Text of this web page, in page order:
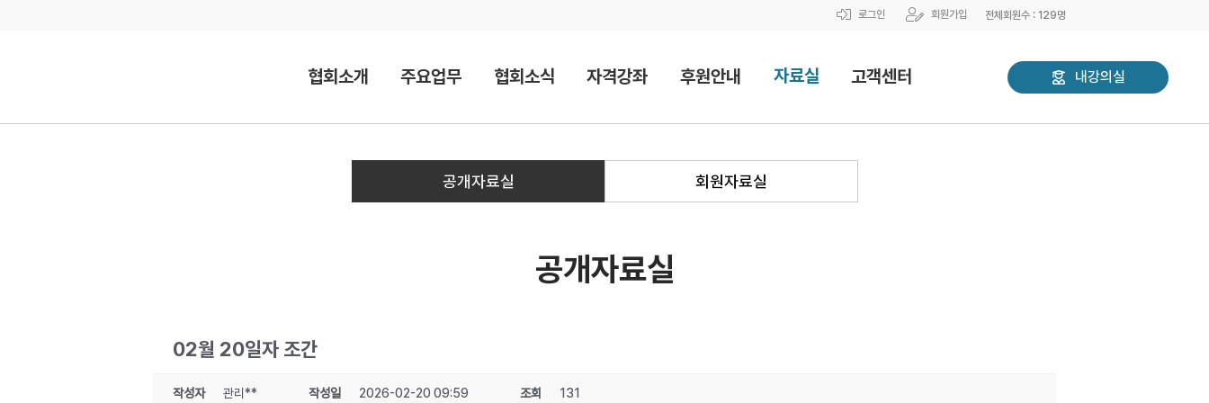
로그인 회원가입 전체회원수 : 129명
협회소개 주요업무 협회소식 자격강좌 후원안내 자료실 고객센터 내강의실
공개자료실 회원자료실
공개자료실
02월 20일자 조간
작성자 관리** 작성일 2026-02-20 09:59 조회 131